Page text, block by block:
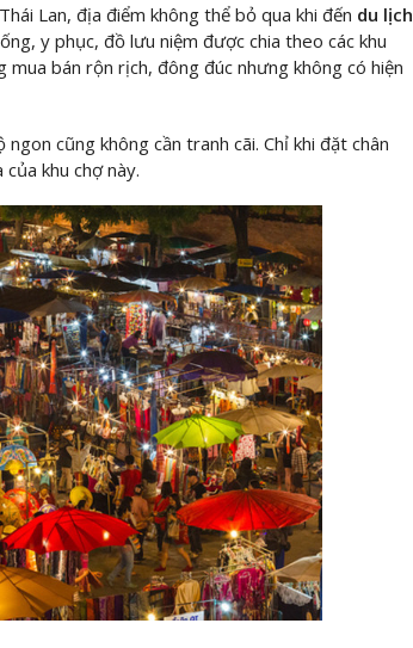
Lan, địa điểm không thể bỏ qua khi đến du lịch
y phục, đồ lưu niệm được chia theo các khu
bán rộn rịch, đông đúc nhưng không có hiện
cũng không cần tranh cãi. Chỉ khi đặt chân
khu chợ này.